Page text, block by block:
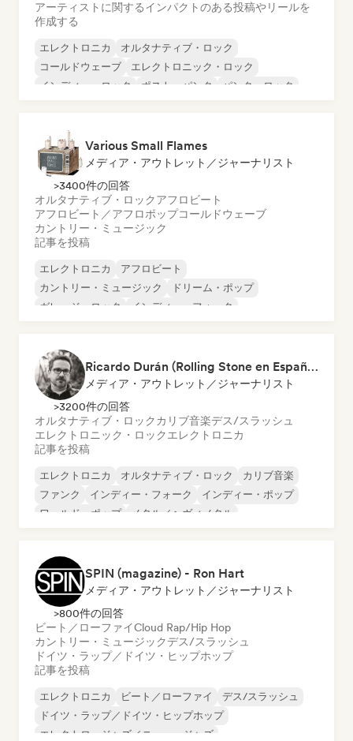
アーティストに関するインパクトのある投稿やリールを
作成する
エレクトロニカ
オルタナティブ・ロック
コールドウェーブ
エレクトロニック・ロック
インディー・ロック
ポスト・パンク
パンク・ロック
Various Small Flames
メディア・アウトレット／ジャーナリスト
>3400件の回答
オルタナティブ・ロックアフロビート
アフロビート／アフロポップコールドウェーブ
カントリー・ミュージック
記事を投稿
エレクトロニカ
アフロビート
カントリー・ミュージック
ドリーム・ポップ
ガレージ・ロック
インディー・フォーク
Ricardo Durán (Rolling Stone en Español-Editor-in-chief)
メディア・アウトレット／ジャーナリスト
>3200件の回答
オルタナティブ・ロック カリブ音楽デス/スラッシュ
エレクトロニック・ロックエレクトロニカ
記事を投稿
エレクトロニカ オルタナティブ・ロック
カリブ音楽
ファンク
インディー・フォーク
インディー・ポップ
ワールド・ポップ
メタル／ヘヴィメタル
SPIN (magazine) - Ron Hart
メディア・アウトレット／ジャーナリスト
>800件の回答
ビート／ローファイCloud Rap/Hip Hop
カントリー・ミュージックデス/スラッシュ
ドイツ・ラップ／ドイツ・ヒップホップ
記事を投稿
エレクトロニカ ビート／ローファイ
デス/スラッシュ
ドイツ・ラップ／ドイツ・ヒップホップ
エレクトロ・ジャズ／ニュー・ジャズ